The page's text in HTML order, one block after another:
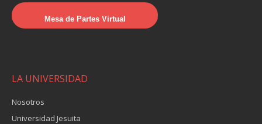
Mesa de Partes Virtual
LA UNIVERSIDAD
Nosotros
Universidad Jesuita